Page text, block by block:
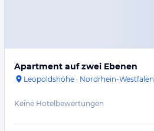
Apartment auf zwei Ebenen
Leopoldshöhe · Nordrhein-Westfalen
Keine Hotelbewertungen